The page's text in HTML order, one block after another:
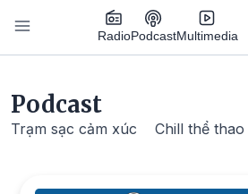
Nhảy đến nội dung
RadioPodcastMultimedia
Podcast
Trạm sạc cảm xúc Chill thể thao